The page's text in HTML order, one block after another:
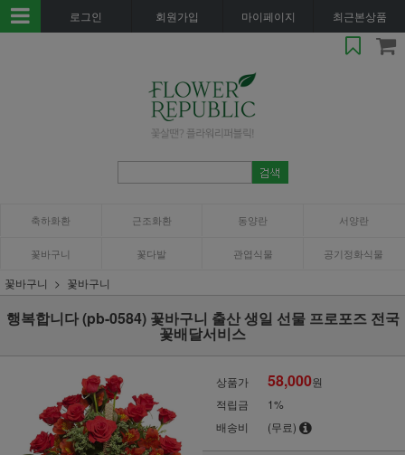
로그인 회원가입 마이페이지 최근본상품
축하화환 근조화환 동양란 서양란
꽃바구니 꽃다발 관엽식물 공기정화식물
꽃바구니 꽃바구니
행복합니다 (pb-0584) 꽃바구니 출산 생일 선물 프로포즈 전국
꽃배달서비스
상품가 58,000원
적립금
1%
배송비
(무료)